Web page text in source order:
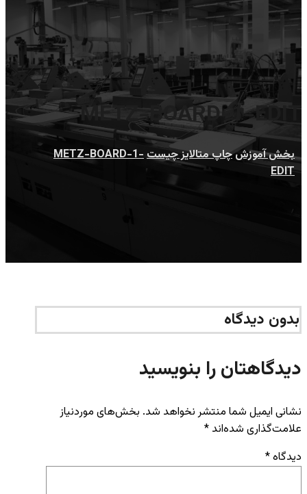
METZ-BOARD-1-EDIT
بخش آموزشچاپ متالایز چیستMETZ-BOARD-1-
EDIT
بدون دیدگاه
دیدگاهتان را بنویسید
نشانی ایمیل شما منتشر نخواهد شد. بخش‌های موردنیاز
علامت‌گذاری شده‌اند *
دیدگاه*